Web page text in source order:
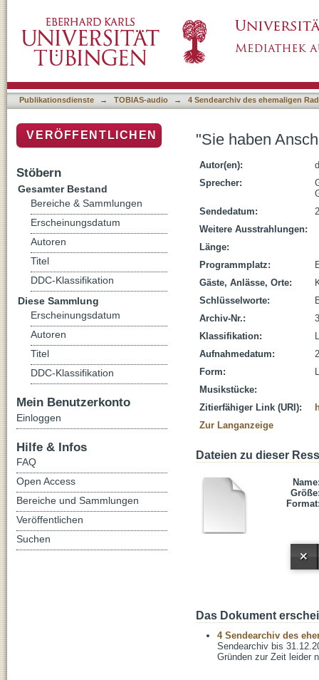
Publikationsdienste → TOBIAS-audio → 4 Sendearchiv des ehemaligen
"Sie haben
Autor(en):
Sprecher:
Sendedatum:
Weitere Ausstrahlungen:
Länge:
Programmplatz:
Gäste, Anlässe, Orte:
Schlüsselworte:
Archiv-Nr.:
Klassifikation:
Aufnahmedatum:
Form:
Musikstücke:
Zitierfähiger Link (URI):
Zur Langanzeige
Dateien zu dieser
Das Dokument
4 Sendearchiv des
Sendearchiv bis
Gründen zur Zeit leider
VERÖFFENTLICHEN
Stöbern
Gesamter Bestand
Bereiche & Sammlungen
Erscheinungsdatum
Autoren
Titel
DDC-Klassifikation
Diese Sammlung
Erscheinungsdatum
Autoren
Titel
DDC-Klassifikation
Mein Benutzerkonto
Einloggen
Hilfe & Infos
FAQ
Open Access
Bereiche und Sammlungen
Veröffentlichen
Suchen